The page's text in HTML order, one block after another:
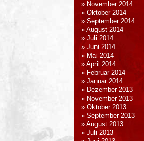
November 2014
Oktober 2014
September 2014
August 2014
Juli 2014
Juni 2014
Mai 2014
April 2014
Februar 2014
Januar 2014
Dezember 2013
November 2013
Oktober 2013
September 2013
August 2013
Juli 2013